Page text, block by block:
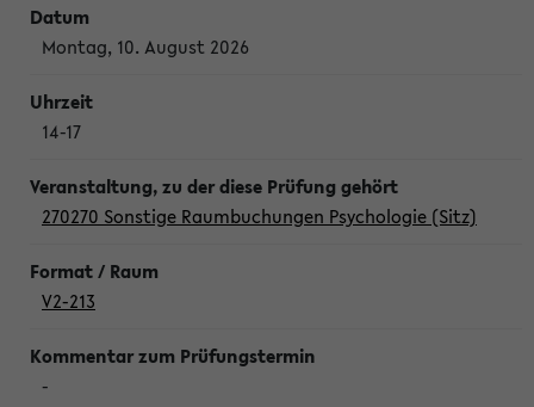
Montag, 10. August 2026
14-17
270270 Sonstige Raumbuchungen Psychologie (Sitz)
V2-213
-